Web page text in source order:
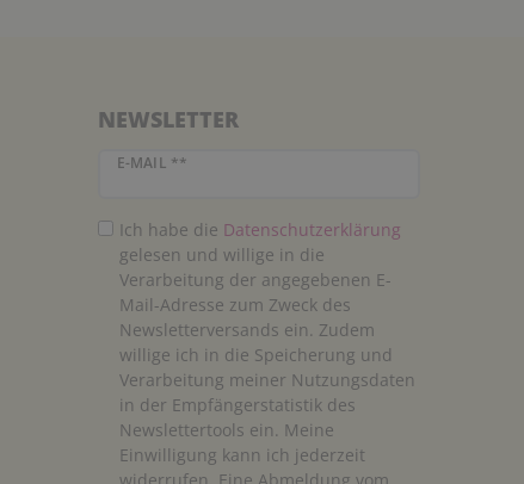
NEWSLETTER
E-MAIL **
Newsletter Honig
Ich habe die Daten­schutz­erklärung
gelesen und willige in die
Verarbeitung der angegebenen E-
Mail-Adresse zum Zweck des
Newsletterversands ein. Zudem
willige ich in die Speicherung und
Verarbeitung meiner Nutzungsdaten
in der Empfängerstatistik des
Newslettertools ein. Meine
Einwilligung kann ich jederzeit